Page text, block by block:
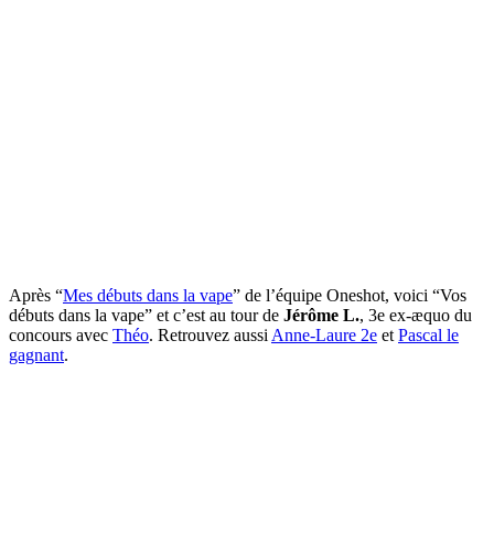
Après “Mes débuts dans la vape” de l’équipe Oneshot, voici “Vos
débuts dans la vape” et c’est au tour de Jérôme L., 3e ex-æquo du
concours avec Théo. Retrouvez aussi Anne-Laure 2e et Pascal le
gagnant.